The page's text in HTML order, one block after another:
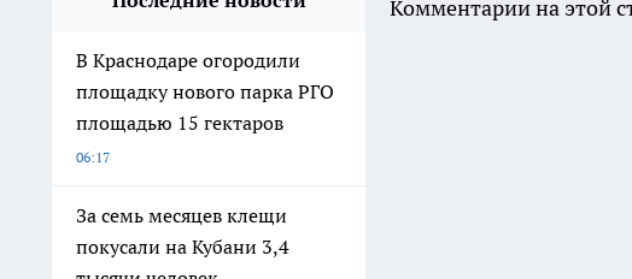
В Краснодаре огородили
площадку нового парка РГО
площадью 15 гектаров
06:17
За семь месяцев клещи
покусали на Кубани 3,4
Комментарии на этой